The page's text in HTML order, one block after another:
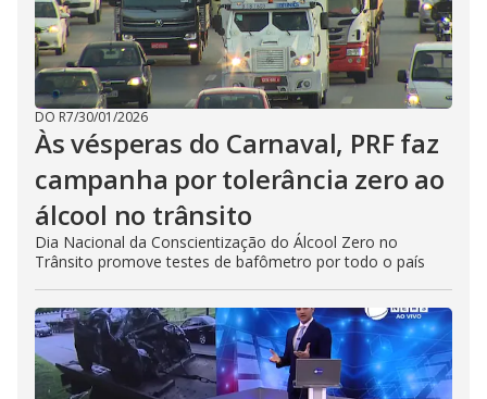
DO R7/30/01/2026
Às vésperas do Carnaval, PRF faz
campanha por tolerância zero ao
álcool no trânsito
Dia Nacional da Conscientização do Álcool Zero no
Trânsito promove testes de bafômetro por todo o país